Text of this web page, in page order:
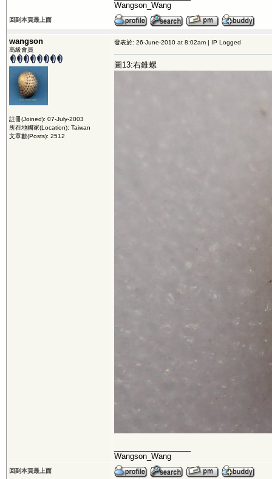
Wangson_Wang
回到本頁最上面
wangson
高級會員
註冊(Joined): 07-July-2003
所在地國家(Location): Taiwan
文章數(Posts): 2512
發表於: 26-June-2010 at 8:02am | IP Logged
圖13:右錐螺
Wangson_Wang
回到本頁最上面